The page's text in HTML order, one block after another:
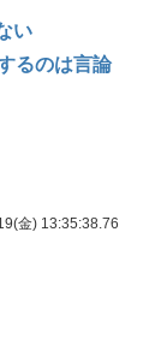
い
るのは言論
金) 13:35:38.76